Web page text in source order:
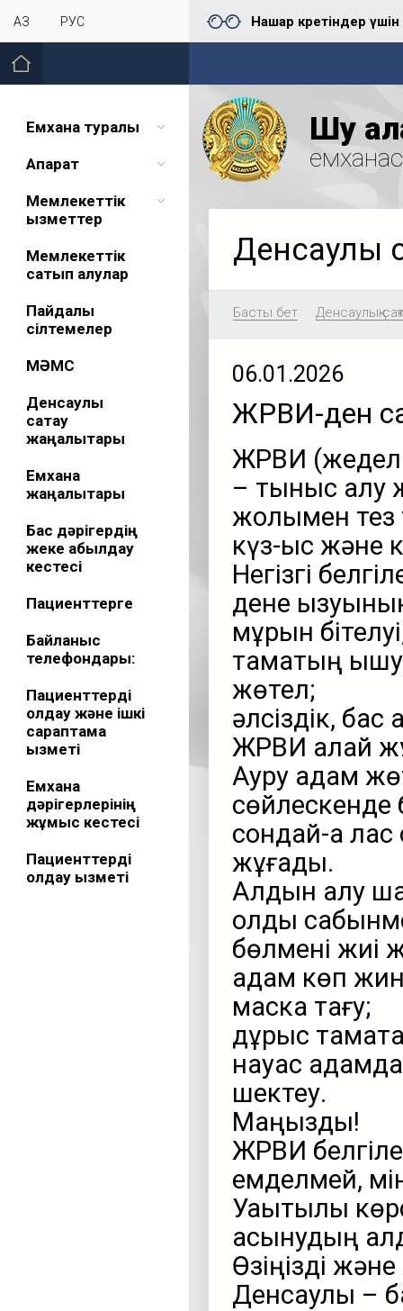
ҚАЗ РУС Нашар көретіндер үшін
Емхана туралы
Ақпарат
Мемлекеттік
қызметтер
Мемлекеттік
сатып алулар
Пайдалы
сілтемелер
МӘМС
Денсаулық
сақтау
жаңалықтары
Емхана
жаңалықтары
Бас дәрігердің
жеке қабылдау
кестесі
Пациенттерге
Байланыс
телефондары:
Пациенттерді
қолдау және ішкі
сараптама
қызметі
Емхана
дәрігерлерінің
жұмыс кестесі
Пациенттерді
қолдау қызметі
Шу
Денсаулық
Басты бет Денсаулық
06.01.2026
ЖРВИ-ден
ЖРВИ (жедел
– тыныс алу
жолымен тез
күз-қыс және
Негізгі
дене
мұрын
тамақтың
жөтел;
әлсіздік,
ЖРВИ қалай
Ауру адам
сөйлескенде
сондай-ақ
жұғады.
Алдын алу
қолды
бөлмені жиі
адам көп
маска тағу;
дұрыс
науқас
шектеу.
Маңызды!
ЖРВИ
емделмей,
Уақытылы
асқынудың
Өзіңізді
Денсаулық –